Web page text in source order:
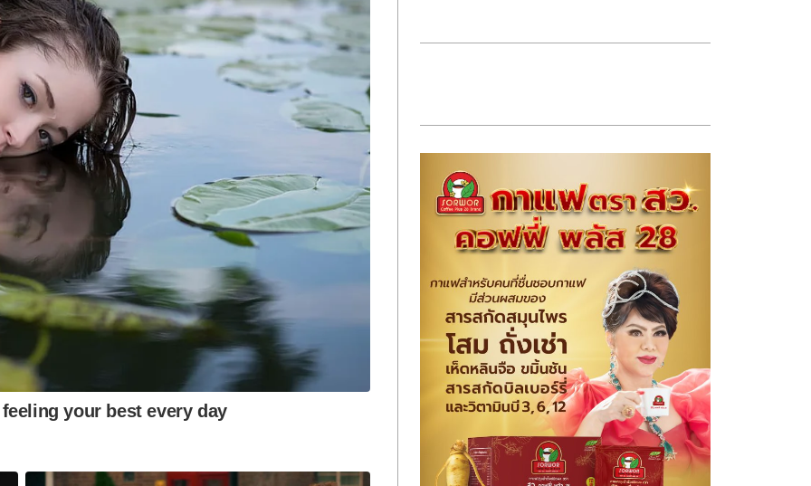
ยการกองระบาดวิทยา กล่าวเพิ่มเติมว่า อาการ
ะจิตใจ ผู้ป่วยแต่ละรายจะมีอาการแตกต่างกัน ไม่มี
รือรสชาติลดลง เจ็บหน้าอก หายใจไม่อิ่ม เหนื่อยล้า
องร่างกายลดลง และบางรายอาจมีอาการทางจิตใจ
ผู้ป่วยโควิด 19 กลุ่มสีแดงหรือผู้ป่วยที่มีอาการป่วย
ด 19 ที่มีอาการน้อย เนื่องจากอาจมีปัจจัยเรื่อง
จึงส่งผลต่อเนื่องอาจยาวนาน 3-6 เดือนได้กว่าจะกลับ
ดภาวะลองโควิดด้วย เช่น อายุโดยเฉพาะกลุ่มผู้สูงอายุ
ผู้ที่มีโรคประจำตัวอื่นๆ ด้วย เช่น โรคหอบหืด และผู้ที่
ล้วไม่ต้องกังวลใจแต่อย่างใด
โรคโควิด 19 แล้วยังมีอาการที่กล่าวมา แนะนำให้พบ
ป็นผลจากตัวยาที่ใช้ในการรักษา หรือบางรายอาจจะมี
การรักษาให้ตรงกับปัญหาที่เกิดขึ้น และยังมีความเป็น
ซ้ำได้ โดยเฉพาะการติดเชื้อที่ต่างไปจากสายพันธุ์
19 แม้หายป่วยแล้ว แต่ยังจำเป็นต้องปฏิบัติตนตาม
ยู่เสมอ เช่น ใส่หน้ากากอนามัยตลอดเวลาแม้อยู่บ้าน
ไปในแหล่งชุมชนแออัด หรือสถานที่อากาศไม่ถ่ายเท